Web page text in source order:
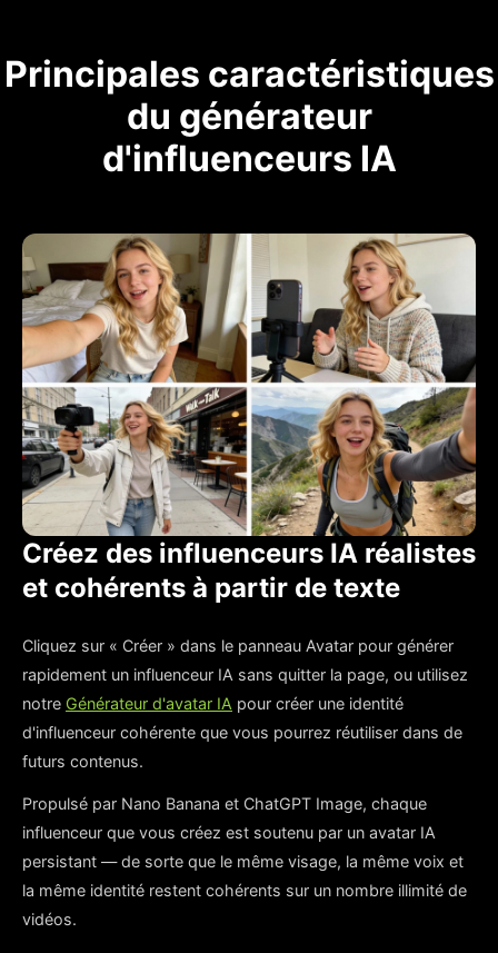
Principales caractéristiques
du générateur
d'influenceurs IA
Créez des influenceurs IA réalistes
et cohérents à partir de texte
Cliquez sur « Créer » dans le panneau Avatar pour générer
rapidement un influenceur IA sans quitter la page, ou utilisez
notre Générateur d'avatar IA pour créer une identité
d'influenceur cohérente que vous pourrez réutiliser dans de
futurs contenus.
Propulsé par Nano Banana et ChatGPT Image, chaque
influenceur que vous créez est soutenu par un avatar IA
persistant — de sorte que le même visage, la même voix et
la même identité restent cohérents sur un nombre illimité de
vidéos.